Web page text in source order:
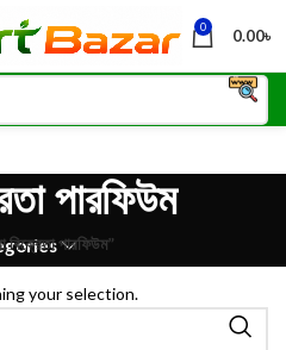
0 0.00৳
পারফিউম
পারফিউম”
your selection.